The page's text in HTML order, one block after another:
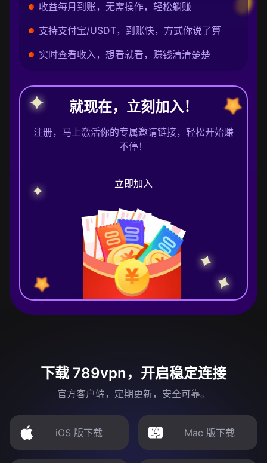
收益每月到账，无需操作，轻松躺赚
支持支付宝/USDT，到账快，方式你说了算
实时查看收入，想看就看，赚钱清清楚楚
就现在，立刻加入！
注册，马上激活你的专属邀请链接，轻松开始赚
不停！
立即加入
下载 789vpn，开启稳定连接
官方客户端，定期更新，安全可靠。
iOS 版下载 Mac 版下载